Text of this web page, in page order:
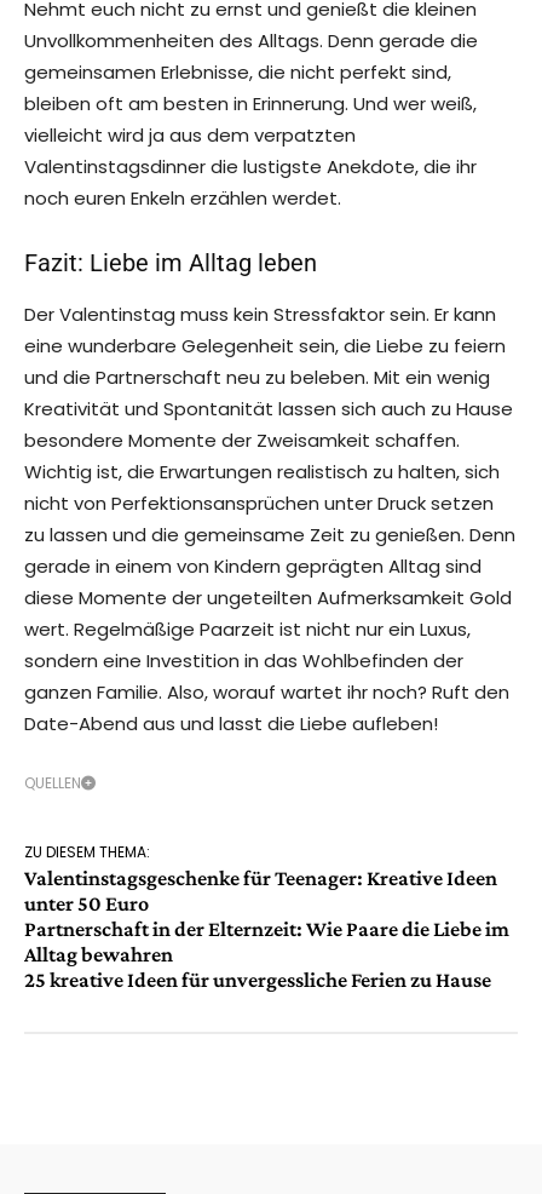
Nehmt euch nicht zu ernst und genießt die kleinen
Unvollkommenheiten des Alltags. Denn gerade die
gemeinsamen Erlebnisse, die nicht perfekt sind,
bleiben oft am besten in Erinnerung. Und wer weiß,
vielleicht wird ja aus dem verpatzten
Valentinstagsdinner die lustigste Anekdote, die ihr
noch euren Enkeln erzählen werdet.
Fazit: Liebe im Alltag leben
Der Valentinstag muss kein Stressfaktor sein. Er kann
eine wunderbare Gelegenheit sein, die Liebe zu feiern
und die Partnerschaft neu zu beleben. Mit ein wenig
Kreativität und Spontanität lassen sich auch zu Hause
besondere Momente der Zweisamkeit schaffen.
Wichtig ist, die Erwartungen realistisch zu halten, sich
nicht von Perfektionsansprüchen unter Druck setzen
zu lassen und die gemeinsame Zeit zu genießen. Denn
gerade in einem von Kindern geprägten Alltag sind
diese Momente der ungeteilten Aufmerksamkeit Gold
wert. Regelmäßige Paarzeit ist nicht nur ein Luxus,
sondern eine Investition in das Wohlbefinden der
ganzen Familie. Also, worauf wartet ihr noch? Ruft den
Date-Abend aus und lasst die Liebe aufleben!
QUELLEN
ZU DIESEM THEMA:
Valentinstagsgeschenke für Teenager: Kreative Ideen
unter 50 Euro
Partnerschaft in der Elternzeit: Wie Paare die Liebe im
Alltag bewahren
25 kreative Ideen für unvergessliche Ferien zu Hause